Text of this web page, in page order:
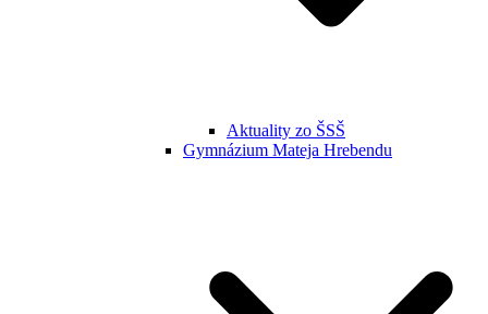
Aktuality zo ŠSŠ
Gymnázium Mateja Hrebendu